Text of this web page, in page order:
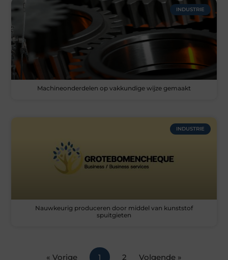
INDUSTRIE
Machineonderdelen op vakkundige wijze gemaakt
INDUSTRIE
Nauwkeurig produceren door middel van kunststof
spuitgieten
« Vorige 1 2 Volgende »